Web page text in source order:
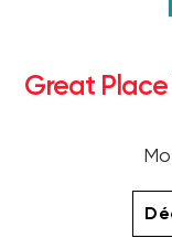
Great